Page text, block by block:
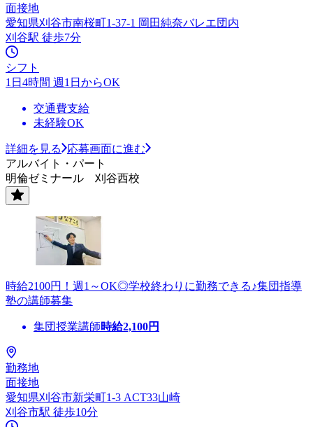
面接地
愛知県刈谷市南桜町1-37-1 岡田純奈バレエ団内
刈谷駅 徒歩7分
シフト
1日4時間 週1日からOK
交通費支給
未経験OK
詳細を見る
応募画面に進む
アルバイト・パート
明倫ゼミナール 刈谷西校
時給2100円！週1～OK◎学校終わりに勤務できる♪集団指導
塾の講師募集
集団授業講師時給2,100円
勤務地
面接地
愛知県刈谷市新栄町1-3 ACT33山崎
刈谷市駅 徒歩10分